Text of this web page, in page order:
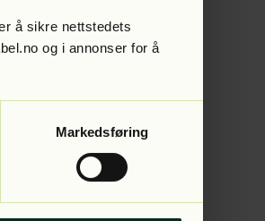
å sikre nettstedets
og i annonser for å
Markedsføring